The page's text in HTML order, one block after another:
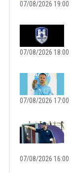
07/08/2026 19:00
07/08/2026 18:00
07/08/2026 17:00
07/08/2026 16:00